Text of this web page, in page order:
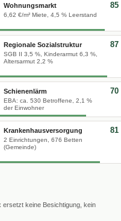
Wohnungsmarkt
6,62 €/m² Miete, 4,5 % Leerstand
85
Regionale Sozialstruktur
SGB II 3,5 %, Kinderarmut 6,3 %,
Altersarmut 2,2 %
87
Schienenlärm
EBA: ca. 530 Betroffene, 2,1 %
der Einwohner
70
Krankenhausversorgung
2 Einrichtungen, 676 Betten
(Gemeinde)
81
ersetzt keine Besichtigung, kein